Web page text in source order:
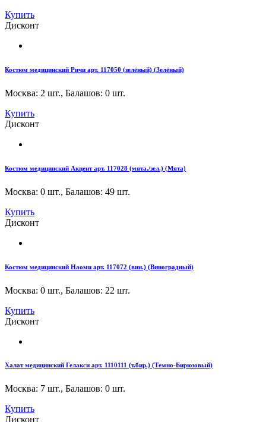
Купить
Дисконт
Костюм медицинский Ричи арт. 117050 (зелёный) (Зелёный)
Москва: 2 шт., Балашов: 0 шт.
Купить
Дисконт
Костюм медицинский Акцент арт. 117028 (мята./зел.) (Мята)
Москва: 0 шт., Балашов: 49 шт.
Купить
Дисконт
Костюм медицинский Наоми арт. 117072 (вин.) (Виноградный)
Москва: 0 шт., Балашов: 22 шт.
Купить
Дисконт
Халат медицинский Гелакси арт. 1110111 (т.бир.) (Темно-Бирюзовый)
Москва: 7 шт., Балашов: 0 шт.
Купить
Дисконт